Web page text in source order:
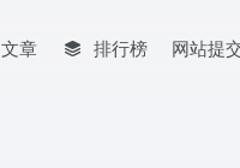
文章 排行榜 网站提